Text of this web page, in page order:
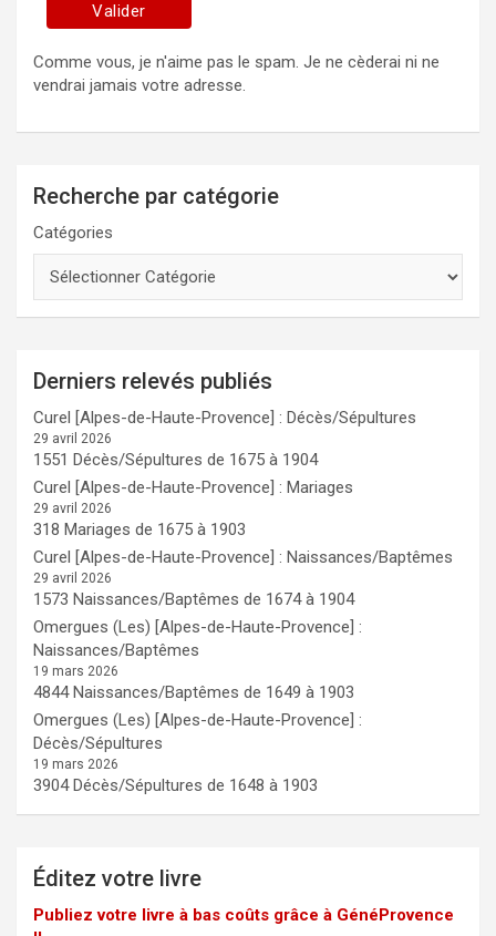
Comme vous, je n'aime pas le spam. Je ne cèderai ni ne
vendrai jamais votre adresse.
Recherche par catégorie
Catégories
Derniers relevés publiés
Curel [Alpes-de-Haute-Provence] : Décès/Sépultures
29 avril 2026
1551 Décès/Sépultures de 1675 à 1904
Curel [Alpes-de-Haute-Provence] : Mariages
29 avril 2026
318 Mariages de 1675 à 1903
Curel [Alpes-de-Haute-Provence] : Naissances/Baptêmes
29 avril 2026
1573 Naissances/Baptêmes de 1674 à 1904
Omergues (Les) [Alpes-de-Haute-Provence] :
Naissances/Baptêmes
19 mars 2026
4844 Naissances/Baptêmes de 1649 à 1903
Omergues (Les) [Alpes-de-Haute-Provence] :
Décès/Sépultures
19 mars 2026
3904 Décès/Sépultures de 1648 à 1903
Éditez votre livre
Publiez votre livre à bas coûts grâce à GénéProvence